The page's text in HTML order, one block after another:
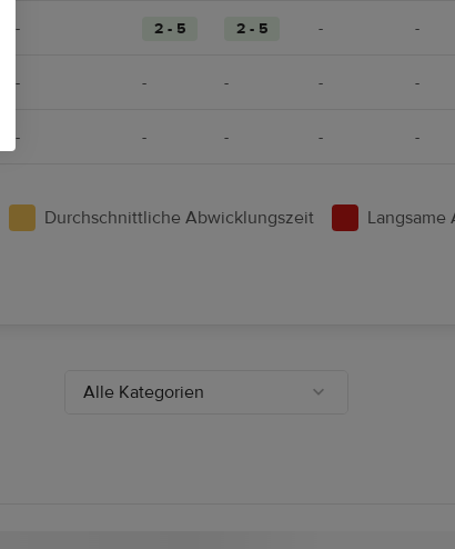
- 2 - 5 2 - 5 - -
- - - - -
- - - - -
Durchschnittliche Abwicklungszeit
Alle Kategorien